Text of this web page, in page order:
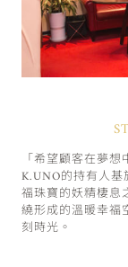
「希望顧客在夢
K.UNO的持有人
福珠寶的妖精棲息
繞形成的溫暖幸福
刻時光。